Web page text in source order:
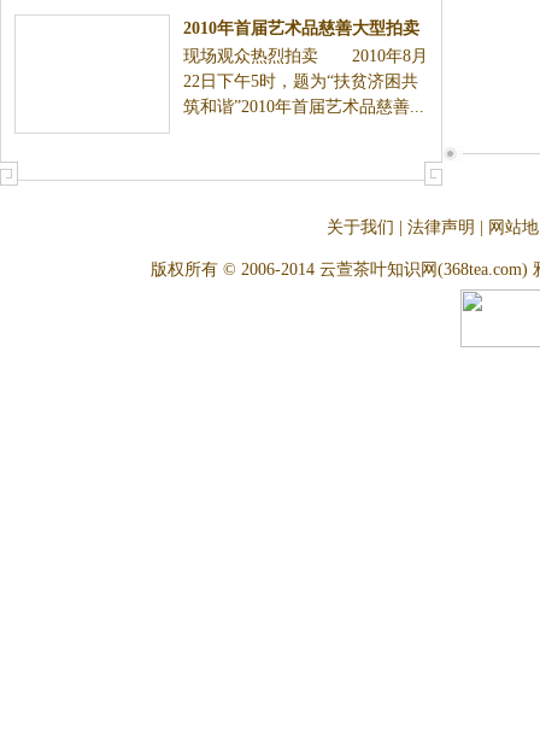
2010年首届艺术品慈善大型拍卖
会正式启动
现场观众热烈拍卖 2010年8月
22日下午5时，题为“扶贫济困共
筑和谐”2010年首届艺术品慈善...
关于我们 法律声明 网站
版权所有 © 2006-2014 云萱茶叶知识网